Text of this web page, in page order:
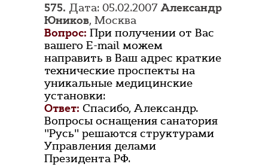
575. Дата: 05.02.2007Александр
Юников, Москва
Вопрос: При получении от Вас
вашего E-mail можем
направить в Ваш адрес краткие
технические проспекты на
уникальные медицинские
установки:
Ответ: Спасибо, Александр.
Вопросы оснащения санатория
"Русь" решаются структурами
Управления делами
Президента РФ.